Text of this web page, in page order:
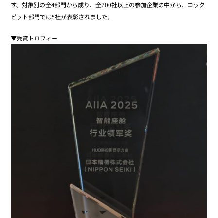
す。対象別の全4部門から成り、全700社以上の参加企業の中から、コック
ピット部門では5社が表彰されました。
▼受賞トロフィー